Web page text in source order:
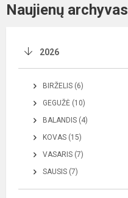
Naujienų archyvas
2026
BIRŽELIS (6)
GEGUŽĖ (10)
BALANDIS (4)
KOVAS (15)
VASARIS (7)
SAUSIS (7)